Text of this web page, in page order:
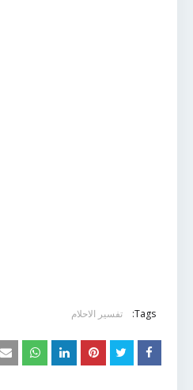
Tags: تفسير الاحلام